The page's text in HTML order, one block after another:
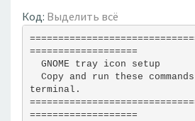
Код: Выделить всё
===================
GNOME tray icon setup
Copy and run these
terminal.
===================